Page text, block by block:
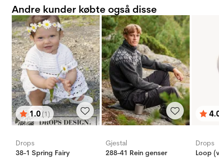
Andre kunder købte også disse
Vurdering:
1.0(1)
ud af 5 stjerner
Drops
38-1 Spring Fairy
Gjestal
288-41 Rein genser
ud
Drops
Loop